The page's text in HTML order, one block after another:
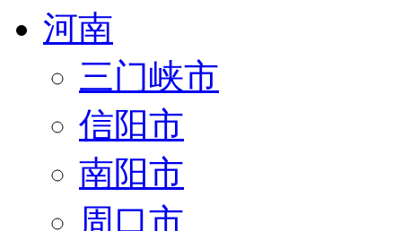
河南
三门峡市
信阳市
南阳市
周口市